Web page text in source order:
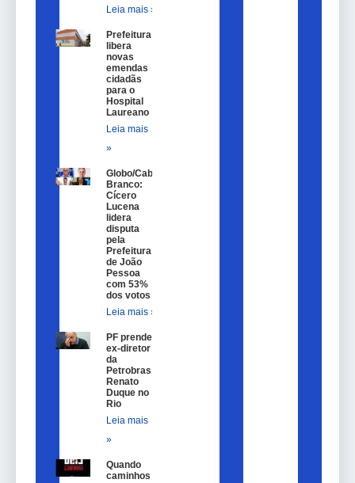
Leia mais »
Prefeitura
libera
novas
emendas
cidadãs
para o
Hospital
Laureano
Leia mais
»
Globo/Cabo
Branco:
Cícero
Lucena
lidera
disputa
pela
Prefeitura
de João
Pessoa
com 53%
dos votos
Leia mais »
PF prende
ex-diretor
da
Petrobras
Renato
Duque no
Rio
Leia mais
»
Quando
caminhos